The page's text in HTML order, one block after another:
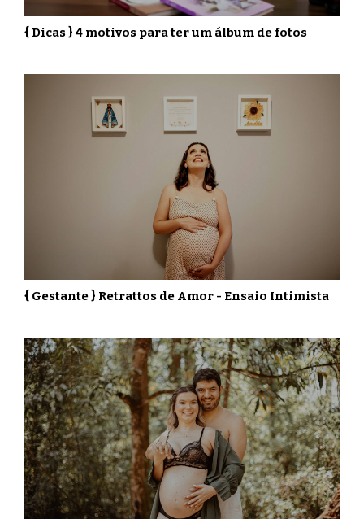
{ Dicas } 4 motivos para ter um álbum de fotos
{ Gestante } Retrattos de Amor - Ensaio Intimista